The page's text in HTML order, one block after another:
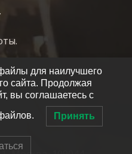
для наилучшего
сайта. Продолжая
вы соглашаетесь с
Принять